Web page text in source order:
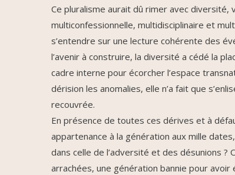
Ce pluralisme aurait dû rimer avec diversité,
multiconfessionnelle, multidisciplinaire et
s’entendre sur une lecture cohérente des
l’avenir à construire, la diversité a cédé la
cadre interne pour écorcher l’espace
dérision les anomalies, elle n’a fait que
recouvrée.
En présence de toutes ces dérives et à
appartenance à la génération aux mille
dans celle de l’adversité et des désunions
arrachées, une génération bannie pour avoir